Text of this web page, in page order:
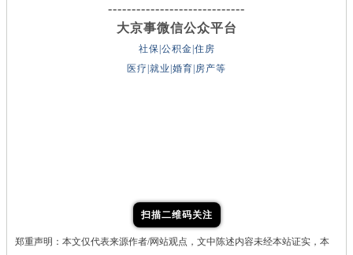
-----------------------------
大京事微信公众平台
社保|公积金|住房
医疗|就业|婚育|房产等
扫描二维码关注
郑重声明：本文仅代表来源作者/网站观点，文中陈述内容未经本站证实，本